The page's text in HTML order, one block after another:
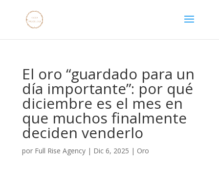
El oro “guardado para un
día importante”: por qué
diciembre es el mes en
que muchos finalmente
deciden venderlo
por Full Rise Agency| Dic 6, 2025 | Oro